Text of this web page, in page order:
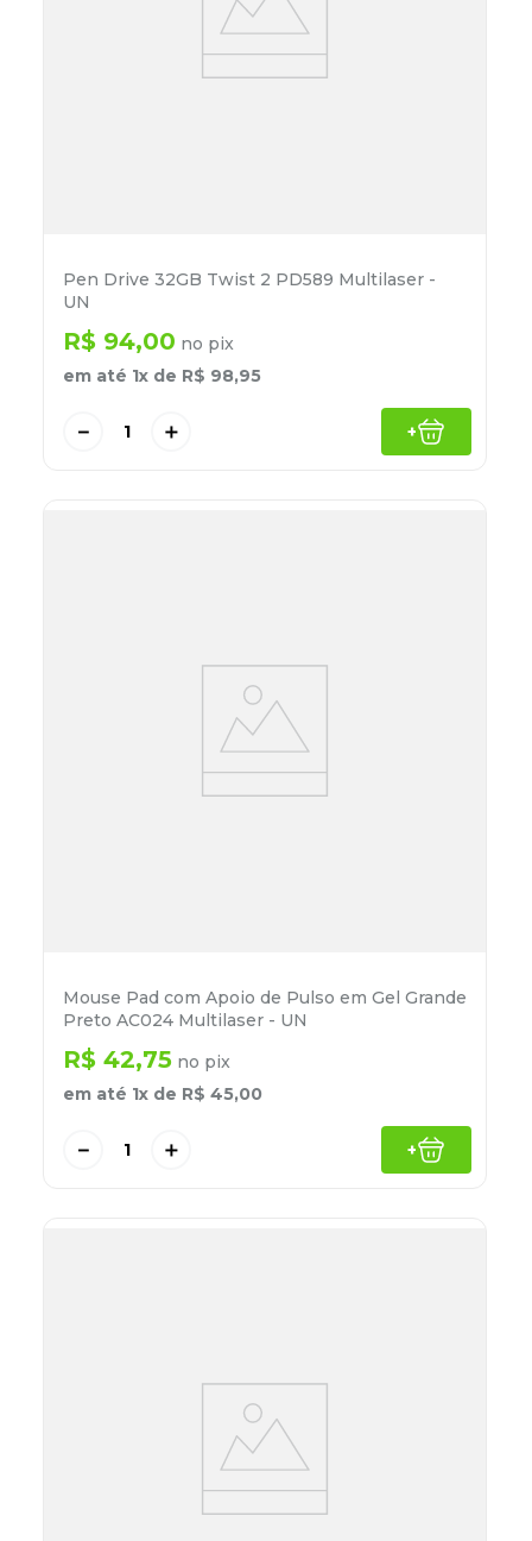
Pen Drive 32GB Twist 2 PD589 Multilaser -
UN
R$ 94,00 no pix
em até 1x de R$ 98,95
＋
－ +
Mouse Pad com Apoio de Pulso em Gel Grande
Preto AC024 Multilaser - UN
R$ 42,75 no pix
em até 1x de R$ 45,00
＋
－ +